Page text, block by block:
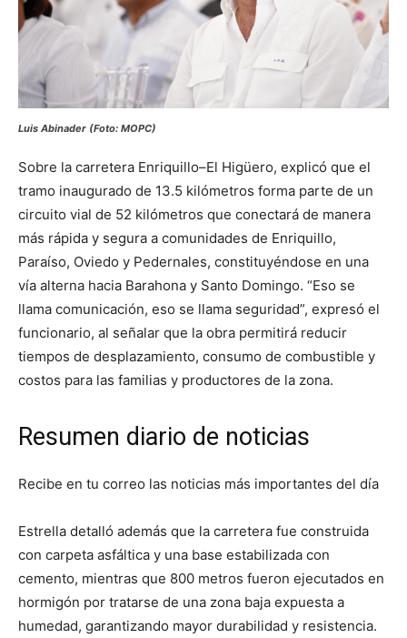
Luis Abinader (Foto: MOPC)
Sobre la carretera Enriquillo–El Higüero, explicó que el
tramo inaugurado de 13.5 kilómetros forma parte de un
circuito vial de 52 kilómetros que conectará de manera
más rápida y segura a comunidades de Enriquillo,
Paraíso, Oviedo y Pedernales, constituyéndose en una
vía alterna hacia Barahona y Santo Domingo. “Eso se
llama comunicación, eso se llama seguridad”, expresó el
funcionario, al señalar que la obra permitirá reducir
tiempos de desplazamiento, consumo de combustible y
costos para las familias y productores de la zona.
Resumen diario de noticias
Recibe en tu correo las noticias más importantes del día
Estrella detalló además que la carretera fue construida
con carpeta asfáltica y una base estabilizada con
cemento, mientras que 800 metros fueron ejecutados en
hormigón por tratarse de una zona baja expuesta a
humedad, garantizando mayor durabilidad y resistencia.